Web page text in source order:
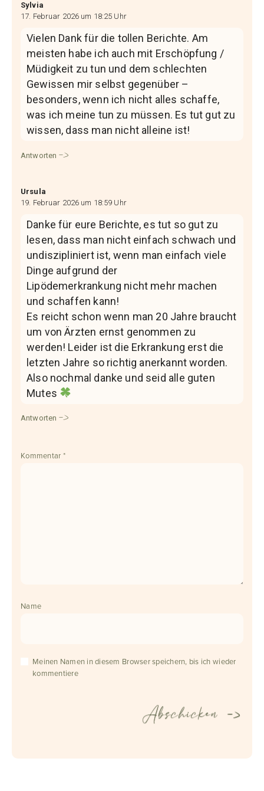
Sylvia
17. Februar 2026 um 18:25 Uhr
Vielen Dank für die tollen Berichte. Am
meisten habe ich auch mit Erschöpfung /
Müdigkeit zu tun und dem schlechten
Gewissen mir selbst gegenüber –
besonders, wenn ich nicht alles schaffe,
was ich meine tun zu müssen. Es tut gut zu
wissen, dass man nicht alleine ist!
Antworten
Ursula
19. Februar 2026 um 18:59 Uhr
Danke für eure Berichte, es tut so gut zu
lesen, dass man nicht einfach schwach und
undiszipliniert ist, wenn man einfach viele
Dinge aufgrund der
Lipödemerkrankung nicht mehr machen
und schaffen kann!
Es reicht schon wenn man 20 Jahre braucht
um von Ärzten ernst genommen zu
werden! Leider ist die Erkrankung erst die
letzten Jahre so richtig anerkannt worden.
Also nochmal danke und seid alle guten
Mutes
Antworten
Kommentar *
Name
Meinen Namen in diesem Browser speichern, bis ich wieder
kommentiere